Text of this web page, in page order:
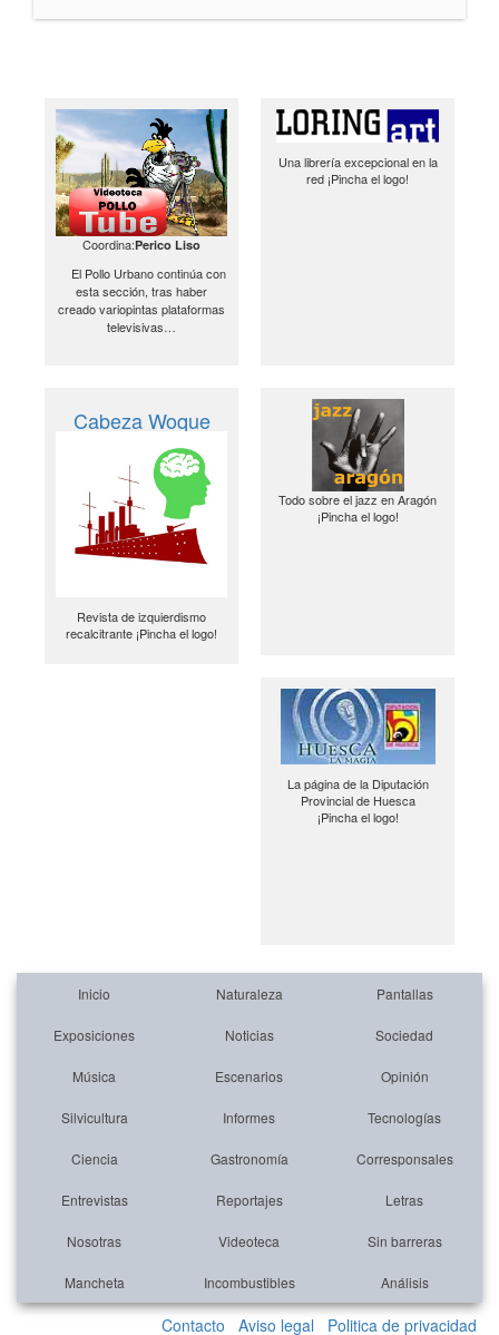
Coordina:Perico Liso
El Pollo Urbano continúa con
esta sección, tras haber
creado variopintas plataformas
televisivas…
Una librería excepcional en la
red ¡Pincha el logo!
Cabeza Woque
Revista de izquierdismo
recalcitrante ¡Pincha el logo!
Todo sobre el jazz en Aragón
¡Pincha el logo!
La página de la Diputación
Provincial de Huesca
¡Pincha el logo!
Inicio Naturaleza Pantallas
Exposiciones Noticias Sociedad
Música Escenarios Opinión
Silvicultura Informes Tecnologías
Ciencia Gastronomía Corresponsales
Entrevistas Reportajes Letras
Nosotras Videoteca Sin barreras
Mancheta Incombustibles Análisis
Contacto Aviso legal Politica de privacidad